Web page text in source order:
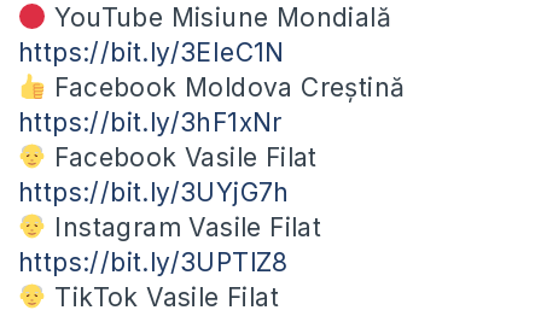
YouTube Misiune Mondială
https://bit.ly/3EIeC1N
Facebook Moldova Creștină
https://bit.ly/3hF1xNr
Facebook Vasile Filat
https://bit.ly/3UYjG7h
Instagram Vasile Filat
https://bit.ly/3UPTlZ8
TikTok Vasile Filat